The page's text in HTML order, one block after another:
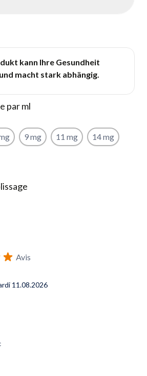
kann Ihre Gesundheit
macht stark abhängig.
par ml
9 mg 11 mg 14 mg
de notification de retour en stock
Avis
11.08.2026